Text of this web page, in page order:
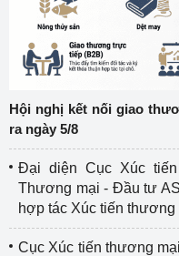
Hội nghị kết nối giao
ra ngày 5/8
Đại diện Cục Xúc
Thương mại - Đầu tư
hợp tác Xúc tiến thương
Cục Xúc tiến thương